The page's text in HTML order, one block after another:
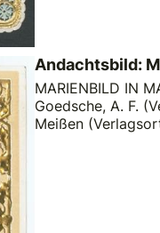
Andachtsbild:
MARIENBILD IN
Goedsche, A. F.
Meißen